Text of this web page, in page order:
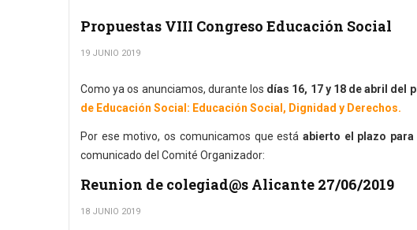
Propuestas VIII Congreso Educación Social
19 JUNIO 2019
Como ya os anunciamos, durante los días 16, 17 y 18 de abril del
de Educación Social: Educación Social, Dignidad y Derechos.
Por ese motivo, os comunicamos que está abierto el plazo
comunicado del Comité Organizador:
Reunion de colegiad@s Alicante 27/06/2019
18 JUNIO 2019